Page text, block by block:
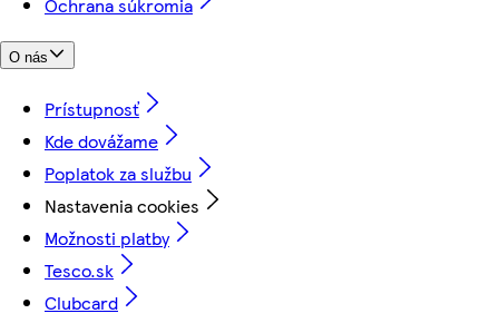
O nás
Prístupnosť
Kde dovážame
Poplatok za službu
Nastavenia cookies
Možnosti platby
Tesco.sk
Clubcard